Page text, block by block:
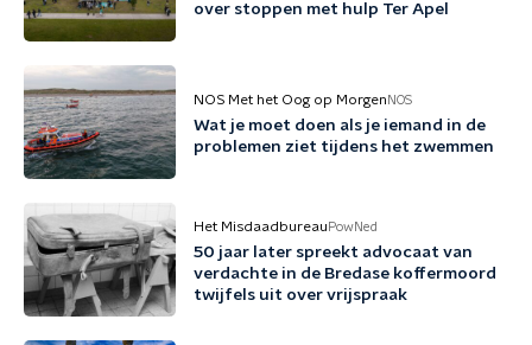
over stoppen met hulp Ter Apel
NOS Met het Oog op Morgen NOS
Wat je moet doen als je iemand in de
problemen ziet tijdens het zwemmen
Het Misdaadbureau PowNed
50 jaar later spreekt advocaat van
verdachte in de Bredase koffermoord
twijfels uit over vrijspraak